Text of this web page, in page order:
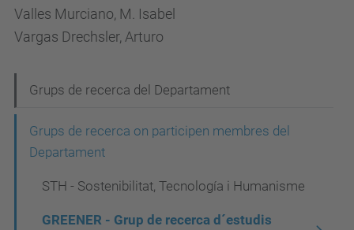
Valles Murciano, M. Isabel
Vargas Drechsler, Arturo
a
Grups de recerca del Departament
Grups de recerca on participen membres del
Departament
STH - Sostenibilitat, Tecnología i Humanisme
GREENER - Grup de recerca d´estudis